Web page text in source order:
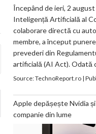
Începând de ieri, 2
Inteligență Artificială al
colaborare directă cu
membre, a început
prevederi din
artificială (AI Act). Odată
Source:TechnoReport.ro|
Apple depășește Nvidia
companie din lume